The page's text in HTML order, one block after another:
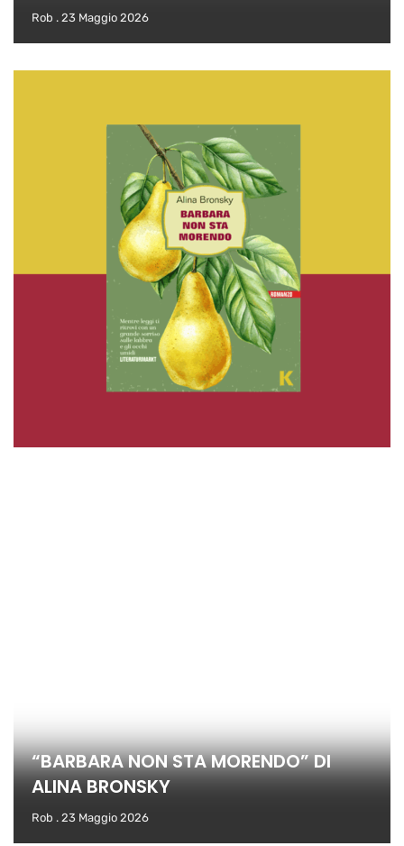
Rob 23 Maggio 2026
“BARBARA NON STA MORENDO” DI
ALINA BRONSKY
Rob 23 Maggio 2026